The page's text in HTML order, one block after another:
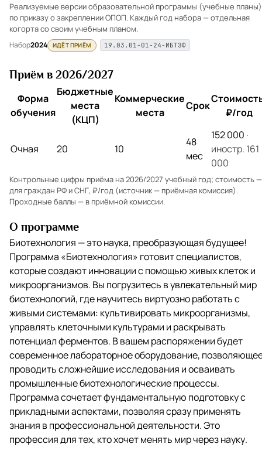
Реализуемые версии образовательной программы (учебные планы)
по приказу о закреплении ОПОП. Каждый год набора — отдельная
когорта со своим учебным планом.
Набор2024 ИДЁТ ПРИЁМ 19.03.01-01-24-ИБТЭФ
Приём в 2026/2027
Форма
обучения
Бюджетные
места
(КЦП)
Коммерческие
места
Срок
₽/год
Очная 20 10
48
мес
152 000 ·
иностр. 161
000
Контрольные цифры приёма на 2026/2027 учебный год; стоимость —
для граждан РФ и СНГ, ₽/год (источник — приёмная комиссия).
Проходные баллы — в приёмной комиссии.
О программе
Биотехнология — это наука, преобразующая будущее!
Программа «Биотехнология» готовит специалистов,
которые создают инновации с помощью живых клеток и
микроорганизмов. Вы погрузитесь в увлекательный мир
биотехнологий, где научитесь виртуозно работать с
живыми системами: культивировать микроорганизмы,
управлять клеточными культурами и раскрывать
потенциал ферментов. В вашем распоряжении будет
современное лабораторное оборудование,
проводить сложнейшие исследования и осваивать
промышленные биотехнологические процессы.
Программа сочетает фундаментальную подготовку с
прикладными аспектами, позволяя сразу применять
знания в профессиональной деятельности. Это
профессия для тех, кто хочет менять мир через науку.